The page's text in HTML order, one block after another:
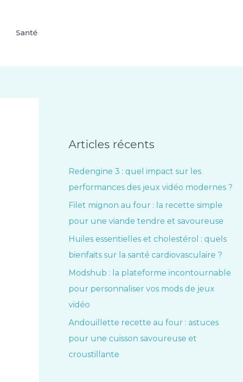
Santé
Articles récents
Redengine 3 : quel impact sur les
performances des jeux vidéo modernes ?
Filet mignon au four : la recette simple
pour une viande tendre et savoureuse
Huiles essentielles et cholestérol : quels
bienfaits sur la santé cardiovasculaire ?
Modshub : la plateforme incontournable
pour personnaliser vos mods de jeux
vidéo
Andouillette recette au four : astuces
pour une cuisson savoureuse et
croustillante